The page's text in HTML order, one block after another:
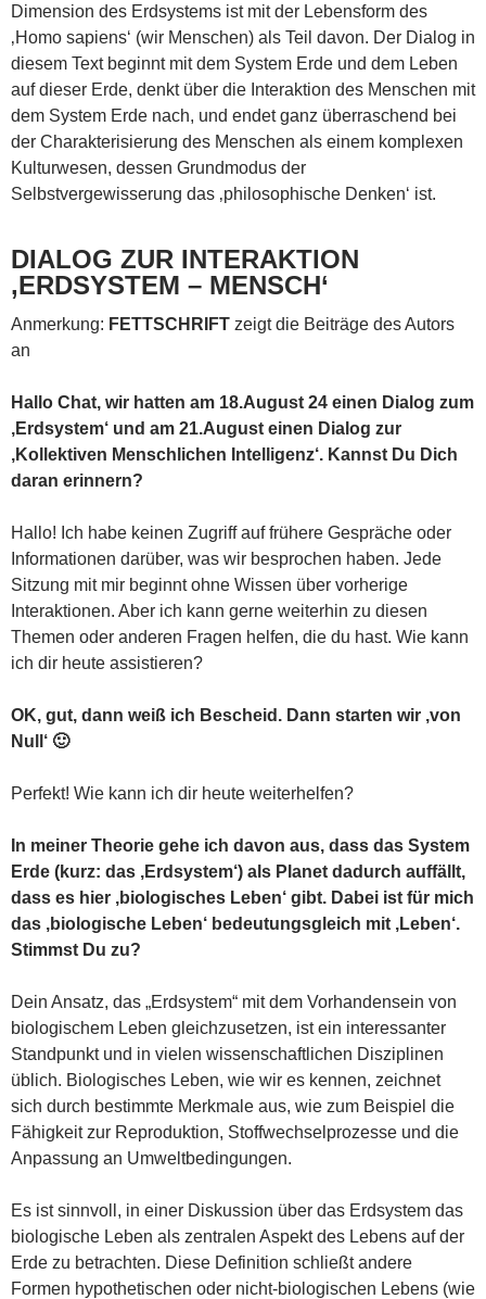
Dimension des Erdsystems ist mit der Lebensform des
‚Homo sapiens‘ (wir Menschen) als Teil davon. Der Dialog in
diesem Text beginnt mit dem System Erde und dem Leben
auf dieser Erde, denkt über die Interaktion des Menschen mit
dem System Erde nach, und endet ganz überraschend bei
der Charakterisierung des Menschen als einem komplexen
Kulturwesen, dessen Grundmodus der
Selbstvergewisserung das ‚philosophische Denken‘ ist.
DIALOG ZUR INTERAKTION
‚ERDSYSTEM – MENSCH‘
Anmerkung: FETTSCHRIFT zeigt die Beiträge des Autors
an
Hallo Chat, wir hatten am 18.August 24 einen Dialog zum
‚Erdsystem‘ und am 21.August einen Dialog zur
‚Kollektiven Menschlichen Intelligenz‘. Kannst Du Dich
daran erinnern?
Hallo! Ich habe keinen Zugriff auf frühere Gespräche oder
Informationen darüber, was wir besprochen haben. Jede
Sitzung mit mir beginnt ohne Wissen über vorherige
Interaktionen. Aber ich kann gerne weiterhin zu diesen
Themen oder anderen Fragen helfen, die du hast. Wie kann
ich dir heute assistieren?
OK, gut, dann weiß ich Bescheid. Dann starten wir ‚von
Null‘ 🙂
Perfekt! Wie kann ich dir heute weiterhelfen?
In meiner Theorie gehe ich davon aus, dass das System
Erde (kurz: das ‚Erdsystem‘) als Planet dadurch auffällt,
dass es hier ‚biologisches Leben‘ gibt. Dabei ist für mich
das ‚biologische Leben‘ bedeutungsgleich mit ‚Leben‘.
Stimmst Du zu?
Dein Ansatz, das „Erdsystem“ mit dem Vorhandensein von
biologischem Leben gleichzusetzen, ist ein interessanter
Standpunkt und in vielen wissenschaftlichen Disziplinen
üblich. Biologisches Leben, wie wir es kennen, zeichnet
sich durch bestimmte Merkmale aus, wie zum Beispiel die
Fähigkeit zur Reproduktion, Stoffwechselprozesse und die
Anpassung an Umweltbedingungen.
Es ist sinnvoll, in einer Diskussion über das Erdsystem das
biologische Leben als zentralen Aspekt des Lebens auf der
Erde zu betrachten. Diese Definition schließt andere
Formen hypothetischen oder nicht-biologischen Lebens (wie